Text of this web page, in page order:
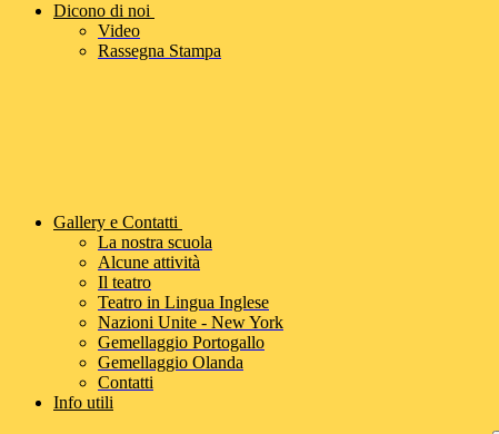
Dicono di noi
Video
Rassegna Stampa
Gallery e Contatti
La nostra scuola
Alcune attività
Il teatro
Teatro in Lingua Inglese
Nazioni Unite - New York
Gemellaggio Portogallo
Gemellaggio Olanda
Contatti
Info utili